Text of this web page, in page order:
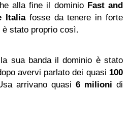
alla fine il dominio Fast and
Italiafosse da tenere in forte
stato proprio così.
sua banda il dominio è stato
avervi parlato dei quasi 100
arrivano quasi 6 milioni di